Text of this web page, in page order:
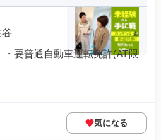
要普通自動車運転免許(AT限
気になる